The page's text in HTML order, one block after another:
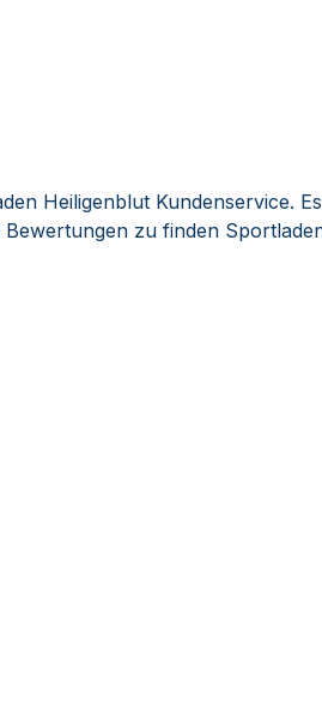
Heiligenblut Kundenservice.
zu finden